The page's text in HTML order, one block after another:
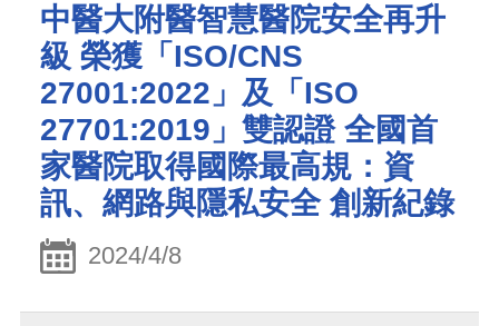
中醫大附醫智慧醫院安全再升
級 榮獲「ISO/CNS
27001:2022」及「ISO
27701:2019」雙認證 全國首
家醫院取得國際最高規：資
訊、網路與隱私安全 創新紀錄
2024/4/8